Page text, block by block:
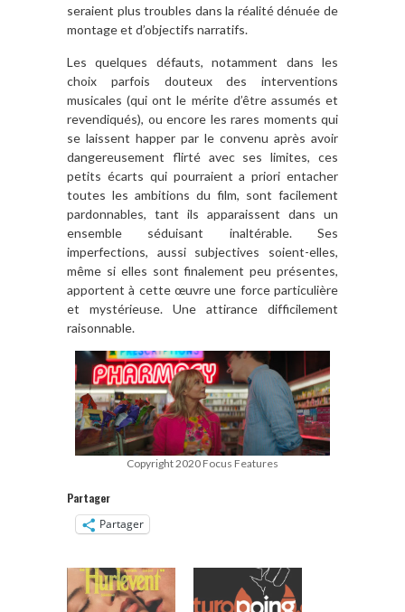
seraient plus troubles dans la réalité dénuée de
montage et d’objectifs narratifs.
Les quelques défauts, notamment dans les
choix parfois douteux des interventions
musicales (qui ont le mérite d’être assumés et
revendiqués), ou encore les rares moments qui
se laissent happer par le convenu après avoir
dangereusement flirté avec ses limites, ces
petits écarts qui pourraient a priori entacher
toutes les ambitions du film, sont facilement
pardonnables, tant ils apparaissent dans un
ensemble séduisant inaltérable. Ses
imperfections, aussi subjectives soient-elles,
même si elles sont finalement peu présentes,
apportent à cette œuvre une force particulière
et mystérieuse. Une attirance difficilement
raisonnable.
Copyright 2020 Focus Features
Partager
Partager